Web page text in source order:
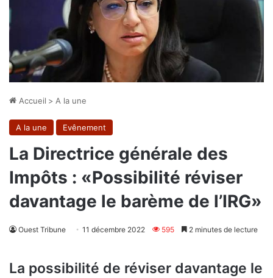
Accueil > A la une
A la une Evênement
La Directrice générale des
Impôts : «Possibilité réviser
davantage le barème de l’IRG»
Ouest Tribune 11 décembre 2022 595 2 minutes de lecture
La possibilité de réviser davantage le